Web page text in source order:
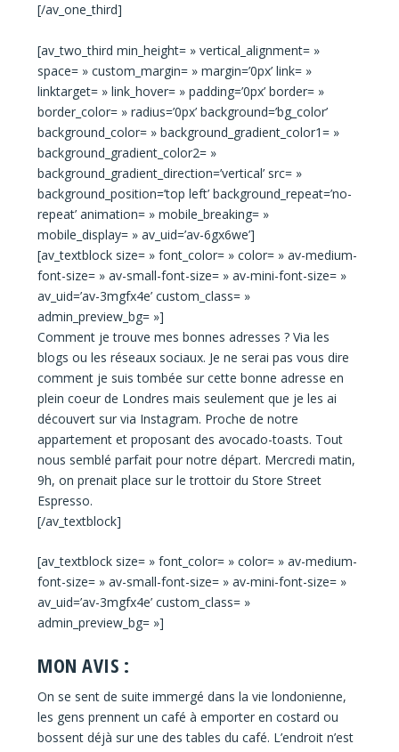
[/av_one_third]
[av_two_third min_height= » vertical_alignment= »
space= » custom_margin= » margin=’0px’ link= »
linktarget= » link_hover= » padding=’0px’ border= »
border_color= » radius=’0px’ background=’bg_color’
background_color= » background_gradient_color1= »
background_gradient_color2= »
background_gradient_direction=’vertical’ src= »
background_position=’top left’ background_repeat=’no-
repeat’ animation= » mobile_breaking= »
mobile_display= » av_uid=’av-6gx6we’]
[av_textblock size= » font_color= » color= » av-medium-
font-size= » av-small-font-size= » av-mini-font-size= »
av_uid=’av-3mgfx4e’ custom_class= »
admin_preview_bg= »]
Comment je trouve mes bonnes adresses ? Via les
blogs ou les réseaux sociaux. Je ne serai pas vous dire
comment je suis tombée sur cette bonne adresse en
plein coeur de Londres mais seulement que je les ai
découvert sur via Instagram. Proche de notre
appartement et proposant des avocado-toasts. Tout
nous semblé parfait pour notre départ. Mercredi matin,
9h, on prenait place sur le trottoir du Store Street
Espresso.
[/av_textblock]
[av_textblock size= » font_color= » color= » av-medium-
font-size= » av-small-font-size= » av-mini-font-size= »
av_uid=’av-3mgfx4e’ custom_class= »
admin_preview_bg= »]
MON AVIS :
On se sent de suite immergé dans la vie londonienne,
les gens prennent un café à emporter en costard ou
bossent déjà sur une des tables du café. L’endroit n’est